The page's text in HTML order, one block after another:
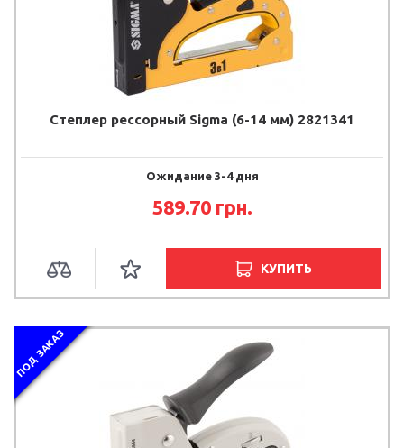
Степлер рессорный Sigma (6-14 мм) 2821341
Ожидание 3-4 дня
589.70 грн.
КУПИТЬ
ПОД ЗАКАЗ